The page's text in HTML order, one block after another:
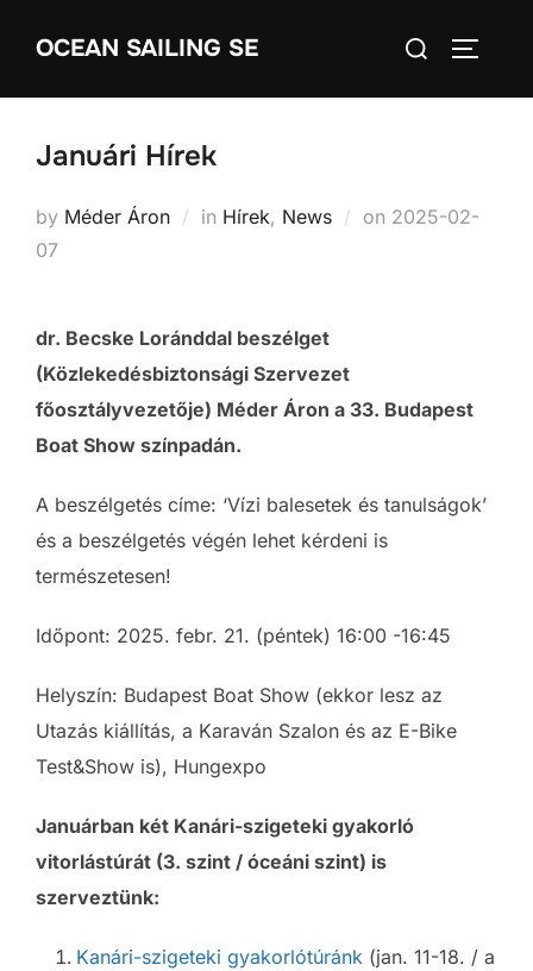
OCEAN SAILING SE
Search
Januári Hírek
by Méder Áron in Hírek, News on Posted
2025-02-
07
dr. Becske Loránddal beszélget
(Közlekedésbiztonsági Szervezet
főosztályvezetője) Méder Áron a 33. Budapest
Boat Show színpadán.
A beszélgetés címe: ‘Vízi balesetek és tanulságok’
és a beszélgetés végén lehet kérdeni is
természetesen!
Időpont: 2025. febr. 21. (péntek) 16:00 -16:45
Helyszín: Budapest Boat Show (ekkor lesz az
Utazás kiállítás, a Karaván Szalon és az E-Bike
Test&Show is), Hungexpo
Januárban két Kanári-szigeteki gyakorló
vitorlástúrát (3. szint / óceáni szint) is
szerveztünk:
Kanári-szigeteki gyakorlótúránk (jan. 11-18. / a